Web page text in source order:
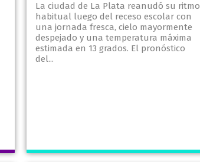
La ciudad de La Plata reanudó su ritmo
habitual luego del receso escolar con
una jornada fresca, cielo mayormente
despejado y una temperatura máxima
estimada en 13 grados. El pronóstico
del...